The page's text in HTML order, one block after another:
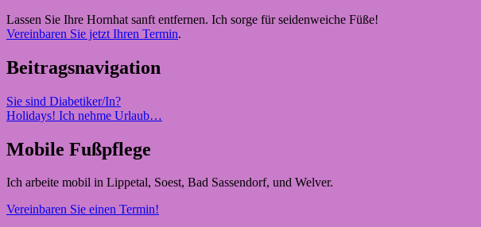
Lassen Sie Ihre Hornhat sanft entfernen. Ich sorge für seidenweiche Füße!
Vereinbaren Sie jetzt Ihren Termin.
Beitragsnavigation
Sie sind Diabetiker/In?
Holidays! Ich nehme Urlaub…
Mobile Fußpflege
Ich arbeite mobil in Lippetal, Soest, Bad Sassendorf, und Welver.
Vereinbaren Sie einen Termin!